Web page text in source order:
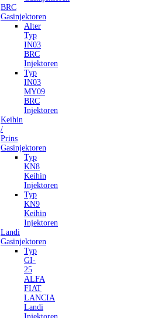
BRC
Gasinjektoren
Alter
Typ
IN03
BRC
Injektoren
Typ
IN03
MY09
BRC
Injektoren
Keihin
/
Prins
Gasinjektoren
Typ
KN8
Keihin
Injektoren
Typ
KN9
Keihin
Injektoren
Landi
Gasinjektoren
Typ
GI-
25
ALFA
FIAT
LANCIA
Landi